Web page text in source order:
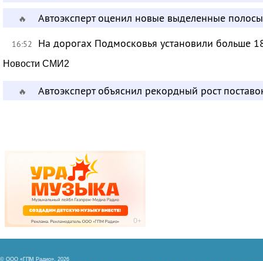
🔥 Автоэксперт оценил новые выделенные
16:52 На дорогах Подмосковья установили больше
Новости СМИ2
🔥 Автоэксперт объяснил рекордный рост
© ООО «ГПМ Радио», 2026